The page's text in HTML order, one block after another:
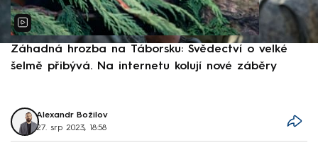
Záhadná hrozba na Táborsku: Svědectví o velké
šelmě přibývá. Na internetu kolují nové záběry
Alexandr Božilov
27. srp 2023, 18:58